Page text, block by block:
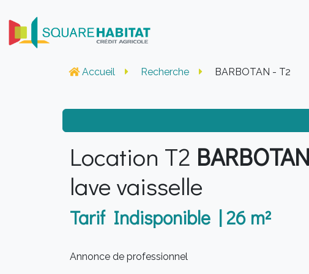
Accueil Recherche BARBOTAN - T2
Location T2 BARBOTAN
lave vaisselle
Tarif Indisponible | 26 m²
Annonce de professionnel